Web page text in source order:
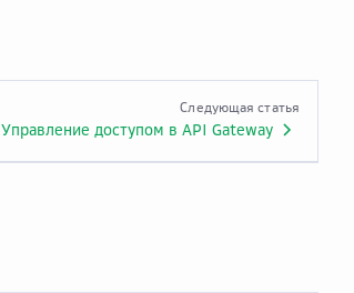
Следующая статья
Управление доступом в API Gateway